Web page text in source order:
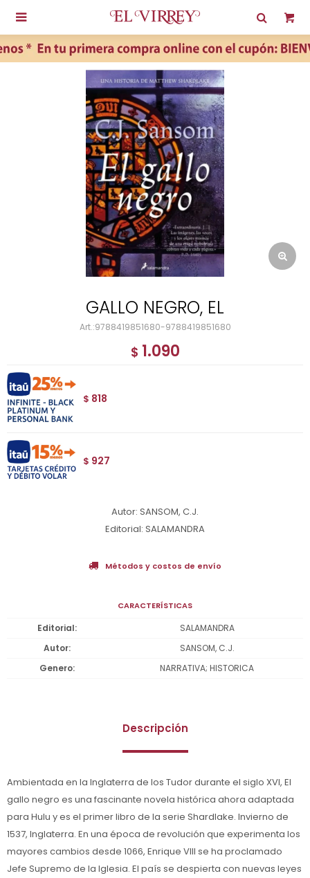

GALLO NEGRO, EL
9788419851680-9788419851680
$ 1.090
$ 818
$ 927
Autor: SANSOM, C.J.
Editorial: SALAMANDRA
Métodos y costos de envío
CARACTERÍSTICAS
Editorial
SALAMANDRA
Autor
SANSOM, C.J.
Genero
NARRATIVA; HISTORICA
Descripción
Ambientada en la Inglaterra de los Tudor durante el siglo XVI, El
gallo negro es una fascinante novela histórica ahora adaptada
para Hulu y es el primer libro de la serie Shardlake. Invierno de
1537, Inglaterra. En una época de revolución que experimenta los
mayores cambios desde 1066, Enrique VIII se ha proclamado
Jefe Supremo de la Iglesia. El país se despierta con nuevas leyes